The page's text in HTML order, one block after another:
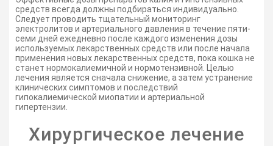
средств всегда должны подбираться индивидуально.
Следует проводить тщательный мониторинг
электролитов и артериального давления в течение пяти-
семи дней ежедневно после каждого изменения дозы
используемых лекарственных средств или после начала
применения новых лекарственных средств, пока кошка не
станет нормокалиемичной и нормотензивной. Целью
лечения является сначала снижение, а затем устранение
клинических симптомов и последствий
гипокалиемической миопатии и артериальной
гипертензии.
Хирургическое лечение